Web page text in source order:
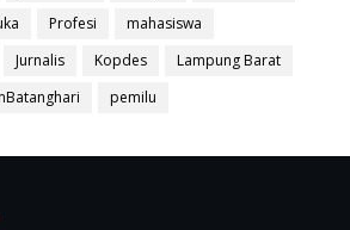
Profesi
mahasiswa
Jurnalis Kopdes
Lampung Barat
pemilu